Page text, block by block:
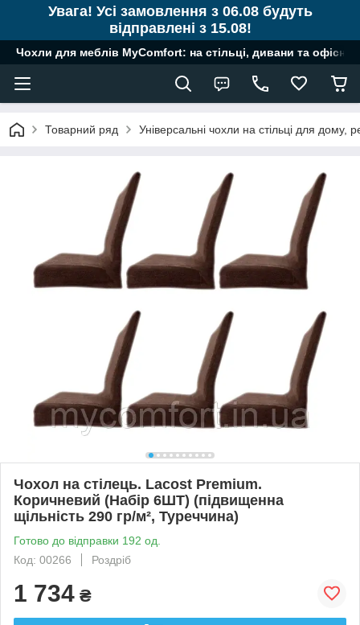
Увага! Усі замовлення з 06.08 будуть
відправлені з 15.08!
Чохли для меблів MyComfort: на стільці, дивани та офісні
Товарний ряд Універсальні чохли на стільці для дому,
Чохол на стілець. Lacost Premium.
Коричневий (Набір 6ШТ) (підвищенна
щільність 290 гр/м², Туреччина)
Готово до відправки 192 од.
Код: 00266
Роздріб
1 734 ₴